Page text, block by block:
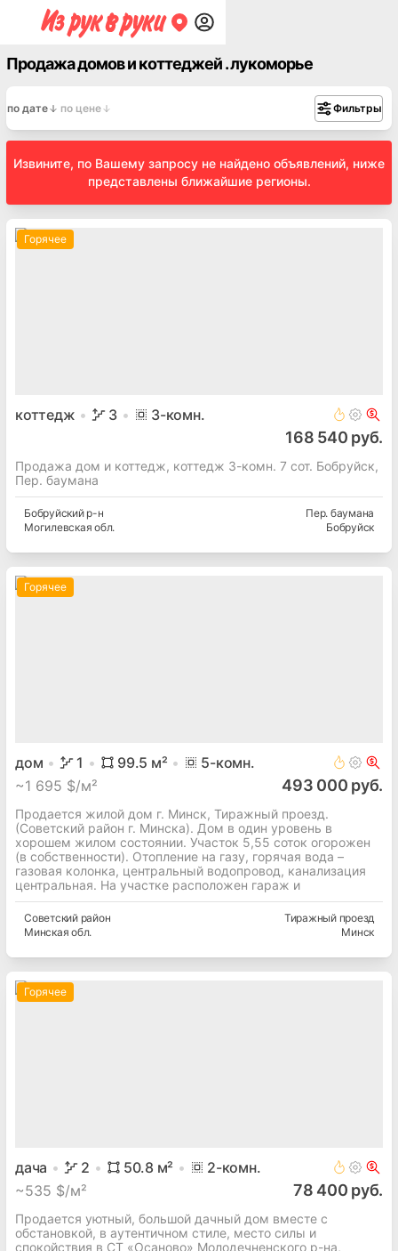
Продажа домов и коттеджей . лукоморье
по дате по цене Фильтры
Извините, по Вашему запросу не найдено объявлений, ниже
представлены ближайшие регионы.
Горячее
коттедж 3 3-комн.
168 540 руб.
Продажа дом и коттедж, коттедж 3-комн. 7 сот. Бобруйск,
Пер. баумана
Бобруйскийр-н
Могилевская обл.
Пер. баумана
Бобруйск
Горячее
дом 1 99.5 м² 5-комн.
~1 695 $/м² 493 000 руб.
Продается жилой дом г. Минск, Тиражный проезд.
(Советский район г. Минска). Дом в один уровень в
хорошем жилом состоянии. Участок 5,55 соток огорожен
(в собственности). Отопление на газу, горячая вода –
газовая колонка, центральный водопровод, канализация
центральная. На участке расположен гараж и
Советскийрайон
Минская обл.
Тиражный проезд
Минск
Горячее
дача 2 50.8 м² 2-комн.
~535 $/м² 78 400 руб.
Продается уютный, большой дачный дом вместе с
обстановкой, в аутентичном стиле, место силы и
спокойствия в СТ «Осаново» Молодечненского р-на,